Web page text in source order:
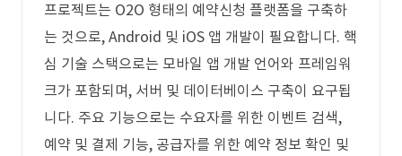
프로젝트는 O2O 형태의 예약신청 플랫폼을 구축하
는 것으로, Android 및 iOS 앱 개발이 필요합니다. 핵
심 기술 스택으로는 모바일 앱 개발 언어와 프레임워
크가 포함되며, 서버 및 데이터베이스 구축이 요구됩
니다. 주요 기능으로는 수요자를 위한 이벤트 검색,
예약 및 결제 기능, 공급자를 위한 예약 정보 확인 및